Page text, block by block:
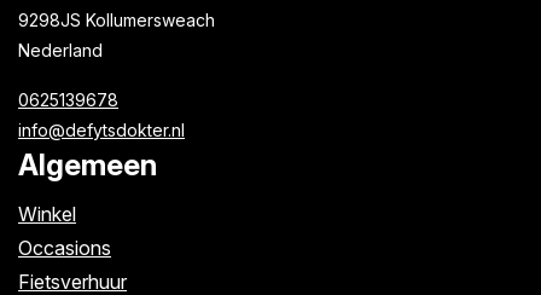
9298JS Kollumersweach
Nederland
0625139678
info@defytsdokter.nl
Algemeen
Winkel
Occasions
Fietsverhuur